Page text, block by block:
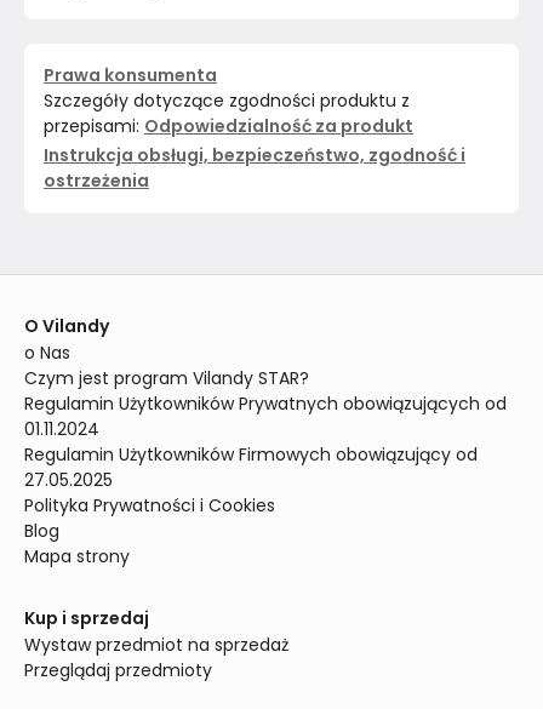
Prawa konsumenta
Szczegóły dotyczące zgodności produktu z
przepisami: Odpowiedzialność za produkt
Instrukcja obsługi, bezpieczeństwo, zgodność i
ostrzeżenia
O Vilandy
o Nas
Czym jest program Vilandy STAR?
Regulamin Użytkowników Prywatnych obowiązujących od
01.11.2024
Regulamin Użytkowników Firmowych obowiązujący od
27.05.2025
Polityka Prywatności i Cookies
Blog
Mapa strony
Kup i sprzedaj
Wystaw przedmiot na sprzedaż
Przeglądaj przedmioty